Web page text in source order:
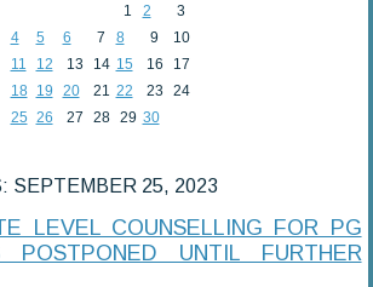
1
2
3
4
5 6 7 8 9
10
11
12 13 14 15 16
17
18
19 20 21 22 23
24
25 26 27 28 29 30
SEPTEMBER 25, 2023
LEVEL COUNSELLING FOR PG
POSTPONED UNTIL FURTHER